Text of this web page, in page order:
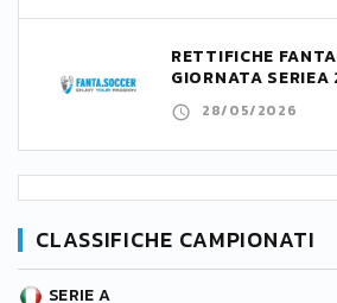
RETTIFICHE
GIORNATA
28/05/2026
CLASSIFICHE CAMPIONATI
SERIE A